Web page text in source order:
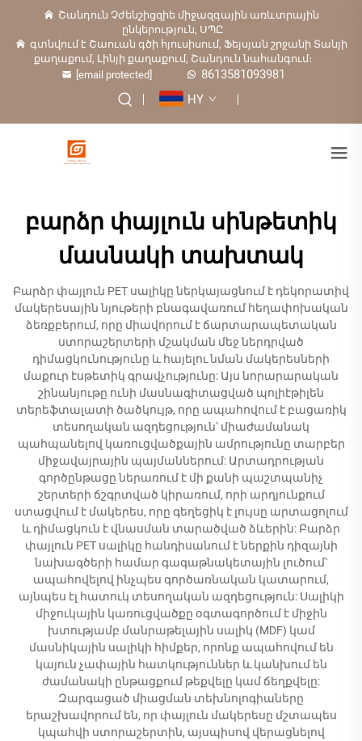
Շանդուն Չժենշիցզիե միջազգային առևտրային
ընկերություն, ՍՊԸ
գտնվում է Շաուան գծի հյուսիսում, Ֆեյսյան շրջանի Տանյի
քաղաքում, Լինյի քաղաքում, Շանդուն նահանգում։
[email protected]
8613581093981
HY
բարձր փայլուն սինթետիկ
մասնակի տախտակ
Բարձր փայլուն PET սալիկը ներկայացնում է դեկորատիվ
մակերեսային նյութերի բնագավառում հեղափոխական
ձեռքբերում, որը միավորում է ճարտարապետական
ստորաշերտերի մշակման մեջ ներդրված
դիմացկունությունը և հայելու նման մակերեսների
մաքուր էսթետիկ գրավչությունը: Այս նորարարական
շինանյութը ունի մասնագիտացված պոլիէթիլեն
տերեֆտալատի ծածկույթ, որը ապահովում է բացառիկ
տեսողական ազդեցություն՝ միաժամանակ
պահպանելով կառուցվածքային ամրությունը տարբեր
միջավայրային պայմաններում: Արտադրության
գործընթացը ներառում է մի քանի պաշտպանիչ
շերտերի ճշգրտված կիրառում, որի արդյունքում
ստացվում է մակերես, որը գեղեցիկ է լույսը արտացոլում
և դիմացկուն է վնասման տարածված ձևերին: Բարձր
փայլուն PET սալիկը հանդիսանում է ներքին դիզայնի
նախագծերի համար գագաթնակետային լուծում՝
ապահովելով ինչպես գործառնական կատարում,
այնպես էլ հատուկ տեսողական ազդեցություն: Սալիկի
միջուկային կառուցվածքը օգտագործում է միջին
խտությամբ մանրաթելային սալիկ (MDF) կամ
մասնիկային սալիկի հիմքեր, որոնք ապահովում են
կայուն չափային հատկություններ և կանխում են
ժամանակի ընթացքում թեքվելը կամ ճեղքվելը:
Զարգացած միացման տեխնոլոգիաները
երաշխավորում են, որ փայլուն մակերեսը մշտապես
կպահվի ստորաշերտին, այսպիսով վերացնելով